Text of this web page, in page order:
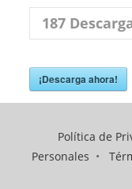
187
¡Descarga ahora!
Política de
Personales •